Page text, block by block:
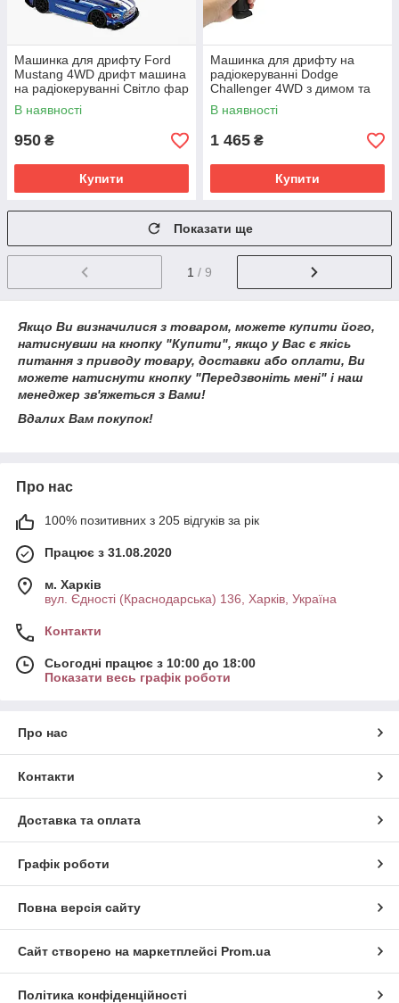
Машинка для дрифту Ford
Mustang 4WD дрифт машина
на радіокеруванні Світло фар
Підсвічування дна
В наявності
950 ₴
Купити
Машинка для дрифту на
радіокеруванні Dodge
Challenger 4WD з димом та
світлом з колесами для
дрифту
В наявності
1 465 ₴
Купити
Показати ще
1 / 9
Якщо Ви визначилися з товаром, можете купити його,
натиснувши на кнопку "Купити", якщо у Вас є якісь
питання з приводу товару, доставки або оплати, Ви
можете натиснути кнопку "Передзвоніть мені" і наш
менеджер зв'яжеться з Вами!
Вдалих Вам покупок!
Про нас
100% позитивних з 205 відгуків за рік
Працює з 31.08.2020
м. Харків
вул. Єдності (Краснодарська) 136, Харків, Україна
Контакти
Сьогодні працює з 10:00 до 18:00
Показати весь графік роботи
Про нас
Контакти
Доставка та оплата
Графік роботи
Повна версія сайту
Сайт створено на маркетплейсі Prom.ua
Політика конфіденційності